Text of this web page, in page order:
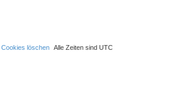
Alle Zeiten sind UTC
Cookies löschen